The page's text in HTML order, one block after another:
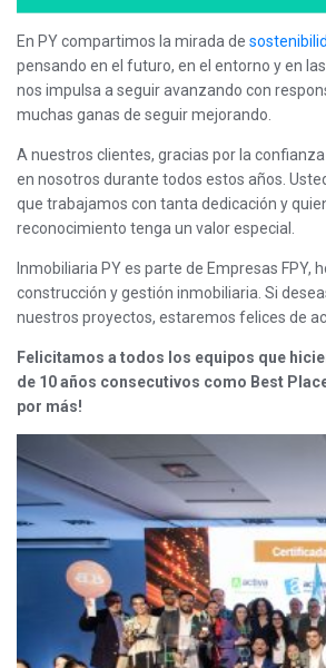
En PY compartimos la mirada de
pensando en el futuro, en el entorno y en
nos impulsa a seguir avanzando con
muchas ganas de seguir mejorando.
A nuestros clientes, gracias por la
en nosotros durante todos estos años.
que trabajamos con tanta dedicación y
reconocimiento tenga un valor especial.
Inmobiliaria PY es parte de Empresas FPY,
construcción y gestión inmobiliaria. Si
nuestros proyectos, estaremos felices de
Felicitamos a todos los equipos que
de 10 años consecutivos como Best
por más!